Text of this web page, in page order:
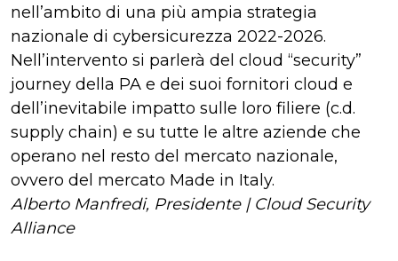
nell’ambito di una più ampia strategia
nazionale di cybersicurezza 2022-2026.
Nell’intervento si parlerà del cloud “security”
journey della PA e dei suoi fornitori cloud e
dell’inevitabile impatto sulle loro filiere (c.d.
supply chain) e su tutte le altre aziende che
operano nel resto del mercato nazionale,
ovvero del mercato Made in Italy.
Alberto Manfredi, Presidente | Cloud Security
Alliance